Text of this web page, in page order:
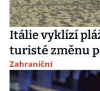
Itálie vyklízí
turisté změnu
Zahraniční